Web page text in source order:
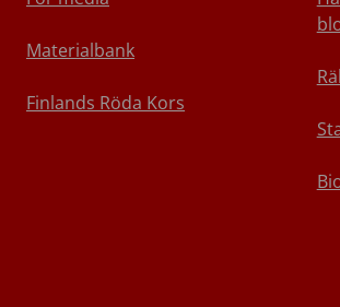
Materialbank
Finlands Röda Kors